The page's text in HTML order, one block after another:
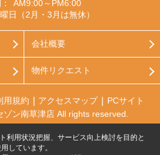
AM9:00～PM6:00
日（2月・3月は無休）
会社概要
物件リクエスト
用規約 アクセスマップ
PCサイト
ン南草津店 All rights reserved.
利用状況把握、サービス向上検討を目的と
しています。